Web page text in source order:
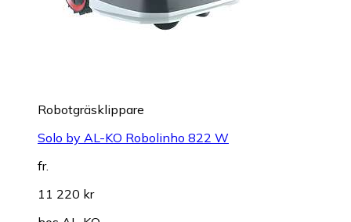
Robotgräsklippare
Solo by AL-KO Robolinho 822 W
fr.
11 220 kr